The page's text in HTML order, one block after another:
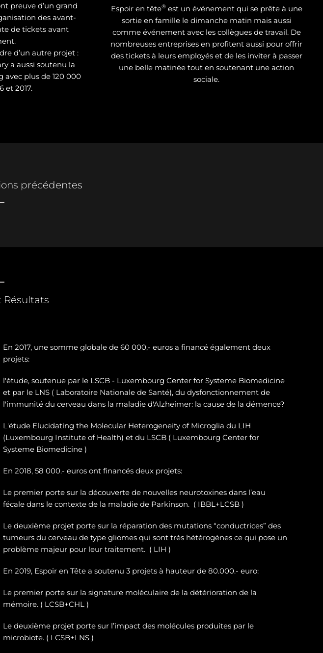
preuve d’un grand
des avant-
de tickets avant
d’un autre projet :
a aussi soutenu la
avec plus de 120 000
et 2017.
Espoir en tête®est un événement qui se prête à une
sortie en famille le dimanche matin mais aussi
comme événement avec les collègues de travail. De
nombreuses entreprises en profitent aussi pour offrir
des tickets à leurs employés et de les inviter à passer
une belle matinée tout en soutenant une action
sociale.
précédentes
Résultats
En 2017, une somme globale de 60 000,- euros a financé également deux
projets:
l'étude, soutenue par le LSCB - Luxembourg Center for Systeme Biomedicine
et par le LNS ( Laboratoire Nationale de Santé), du dysfonctionnement de
l'immunité du cerveau dans la maladie d'Alzheimer: la cause de la démence?
L'étude Elucidating the Molecular Heterogeneity of Microglia du LIH
(Luxembourg Institute of Health) et du LSCB ( Luxembourg Center for
Systeme Biomedicine )
En 2018, 58 000.- euros ont financés deux projets:
Le premier porte sur la découverte de nouvelles neurotoxines dans l’eau
fécale dans le contexte de la maladie de Parkinson. ( IBBL+LCSB )
Le deuxième projet porte sur la réparation des mutations “conductrices” des
tumeurs du cerveau de type gliomes qui sont très hétérogènes ce qui pose un
problème majeur pour leur traitement. ( LIH )
En 2019, Espoir en Tête a soutenu 3 projets à hauteur de 80.000.- euro:
Le premier porte sur la signature moléculaire de la détérioration de la
mémoire. ( LCSB+CHL )
Le deuxième projet porte sur l’impact des molécules produites par le
microbiote. ( LCSB+LNS )